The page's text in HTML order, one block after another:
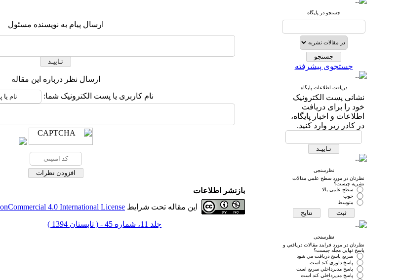
جستجو در پایگاه
جستجوی پیشرفته
دریافت اطلاعات پایگاه
نشانی پست الکترونیک
خود را برای دریافت
اطلاعات و اخبار پایگاه،
در کادر زیر وارد کنید.
نظرسنجی
نظرتان در مورد سطح علمي مقالات
نشريه چيست؟
سطح علمي بالا
خوب
متوسط
نظرسنجی
نظرتان در مورد فرايند مقالات دريافتي و
پاسخ نهايي مجله چيست؟
سريع پاسخ دريافت مي شود
پاسخ داوري كند است
پاسخ مديرداخلي سريع است
پاسخ مديرداخلي كند است
ارسال پیام به نویسنده مسئول
ارسال نظر درباره این مقاله
نام کاربری یا پست الکترونیک شما:
بازنشر اطلاعات
این مقاله تحت شرایط 4.0 International License
جلد 11، شماره 45 - ( تابستان 1394 )